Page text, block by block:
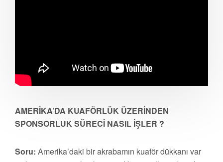
AMERİKA’DA KUAFÖRLÜK ÜZERİNDEN
SPONSORLUK SÜRECİ NASIL İŞLER ?
Soru: Amerika’daki bir akrabamın kuaför dükkanı var